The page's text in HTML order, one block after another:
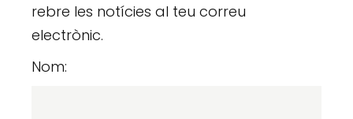
rebre les notícies al teu correu
electrònic.
Nom: